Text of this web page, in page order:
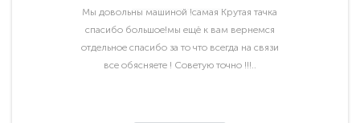
Мы довольны машиной !самая Крутая тачка
спасибо большое!мы ещё к вам вернемся
отдельное спасибо за то что всегда на связи
все обясняете ! Советую точно !!!..